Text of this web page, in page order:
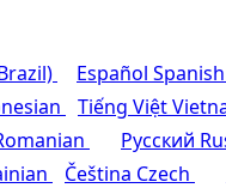
Español
Tiếng Việt
Русский
ČeštinaCzech